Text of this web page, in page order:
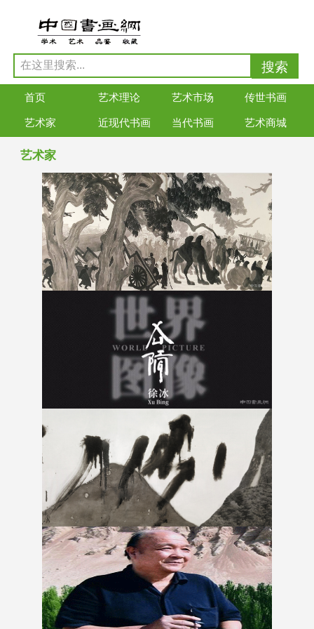
首页 艺术理论 艺术市场 传世书画
艺术家 近现代书画 当代书画 艺术商城
艺术家